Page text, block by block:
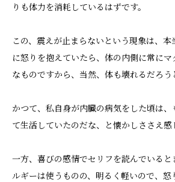
りも体力を消耗しているはずです。
この、震えが止まらないという現象は、
に怒りを抱えていたら、体の内側に常に
なものですから、当然、体も壊れるだろう
かつて、私自身が内臓の病気をした頃は
て生活していたのだな、と懐かしささえ感
一方、喜びの感情でセリフを読んでいる
ルギーは使うものの、明るく軽いので、怒